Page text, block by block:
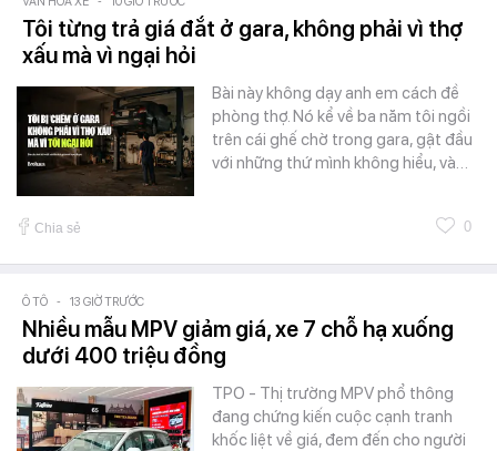
Tôi từng trả giá đắt ở gara, không phải vì thợ
xấu mà vì ngại hỏi
Bài này không dạy anh em cách đề
phòng thợ. Nó kể về ba năm tôi ngồi
trên cái ghế chờ trong gara, gật đầu
với những thứ mình không hiểu, và…
Chia sẻ 0
Ô TÔ - 13 GIỜ TRƯỚC
Nhiều mẫu MPV giảm giá, xe 7 chỗ hạ xuống
dưới 400 triệu đồng
TPO - Thị trường MPV phổ thông
đang chứng kiến cuộc cạnh tranh
khốc liệt về giá, đem đến cho người